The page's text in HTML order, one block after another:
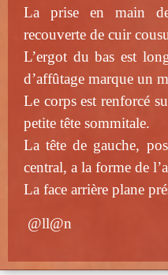
La prise en main
recouverte de cuir
L’ergot du bas est
d’affûtage marque un
Le corps est renforcé
petite tête sommitale.
La tête de gauche,
central, a la forme de
La face arrière plane
@ll@n